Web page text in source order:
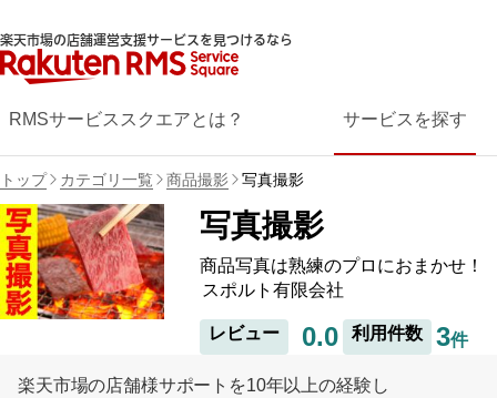
楽天市場の店舗運営支援サービスを見つけるなら
RMSサービススクエアとは？ サービスを探す
トップ カテゴリ一覧 商品撮影 写真撮影
写真撮影
商品写真は熟練のプロにおまかせ！
スポルト有限会社
レビュー 0.0 利用件数 3件
楽天市場の店舗様サポートを10年以上の経験し